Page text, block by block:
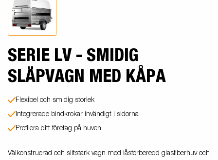
SERIE LV - SMIDIG
SLÄPVAGN MED KÅPA
Flexibel och smidig storlek
Integrerade bindkrokar invändigt i sidorna
Profilera ditt företag på huven
Välkonstruerad och slitstark vagn med låsförberedd glasfiberhuv och